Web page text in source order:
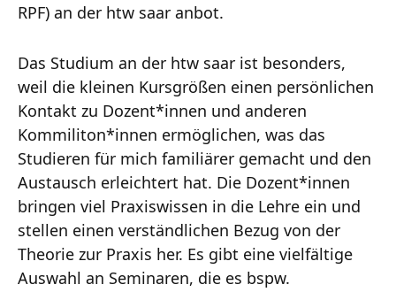
RPF) an der htw saar anbot.
Das Studium an der htw saar ist besonders,
weil die kleinen Kursgrößen einen persönlichen
Kontakt zu Dozent*innen und anderen
Kommiliton*innen ermöglichen, was das
Studieren für mich familiärer gemacht und den
Austausch erleichtert hat. Die Dozent*innen
bringen viel Praxiswissen in die Lehre ein und
stellen einen verständlichen Bezug von der
Theorie zur Praxis her. Es gibt eine vielfältige
Auswahl an Seminaren, die es bspw.